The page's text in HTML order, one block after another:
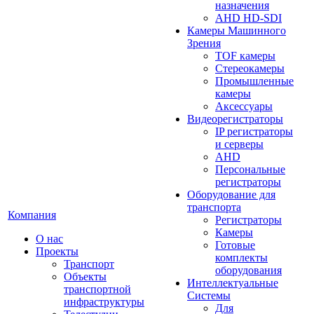
Компания
О нас
Проекты
Транспорт
Объекты
транспортной
инфраструктуры
назначения
AHD HD-SDI
Камеры Машинного
Зрения
TOF камеры
Стереокамеры
Промышленные
камеры
Аксессуары
Видеорегистраторы
IP регистраторы
и серверы
AHD
Персональные
регистраторы
Оборудование для
транспорта
Регистраторы
Камеры
Готовые
комплекты
оборудования
Интеллектуальные
Системы
Для